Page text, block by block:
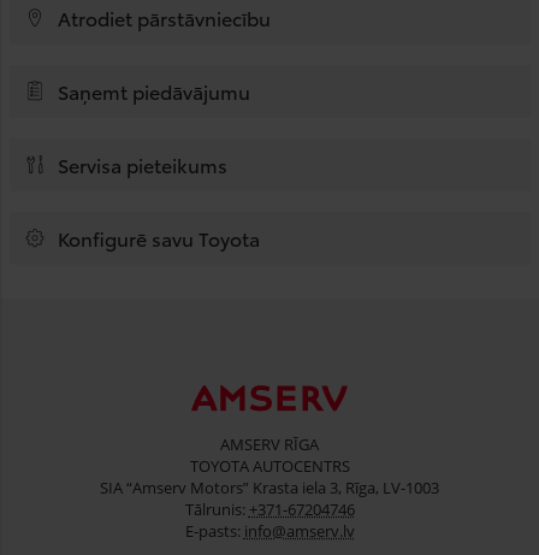
Atrodiet pārstāvniecību
Saņemt piedāvājumu
Servisa pieteikums
Konfigurē savu Toyota
AMSERV RĪGA
TOYOTA AUTOCENTRS
SIA “Amserv Motors” Krasta iela 3, Rīga, LV-1003
Tālrunis: +371-67204746
E-pasts: info@amserv.lv